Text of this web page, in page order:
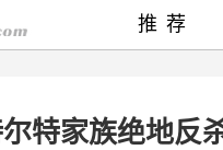
特家族绝地反
推荐